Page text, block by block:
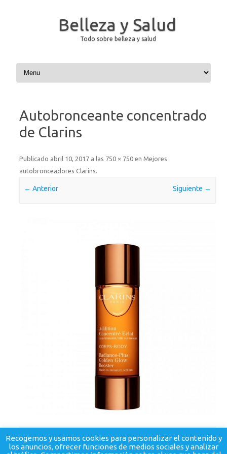
Belleza y Salud
Todo sobre belleza y salud
Saltar al contenido
Autobronceante concentrado
de Clarins
Publicado abril 10, 2017 a las 750 × 750 en Mejores
autobronceadores Clarins.
← Anterior Siguiente →
Recogemos y usamos cookies para personalizar el contenido y
los anuncios, ofrecer funciones de medios sociales y analizar